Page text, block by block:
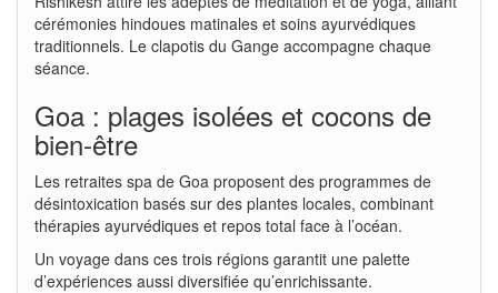
cérémonies hindoues matinales et soins ayurvédiques
traditionnels. Le clapotis du Gange accompagne chaque
séance.
Goa : plages isolées et cocons de
bien-être
Les retraites spa de Goa proposent des programmes de
désintoxication basés sur des plantes locales, combinant
thérapies ayurvédiques et repos total face à l’océan.
Un voyage dans ces trois régions garantit une palette
d’expériences aussi diversifiée qu’enrichissante.